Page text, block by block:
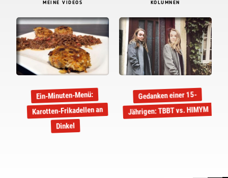
MEINE VIDEOS
Ein-Minuten-Menü:
Karotten-Frikadellen an
Dinkel
KOLUMNEN
Gedanken einer 15-
Jährigen: TBBT vs. HIMYM